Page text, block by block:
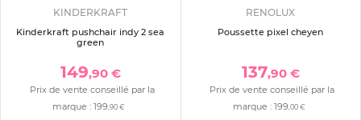
KINDERKRAFT
Kinderkraft pushchair indy 2 sea
green
149,90 €
Prix de vente conseillé par la
marque :199,90 €
RENOLUX
Poussette pixel cheyen
137,90 €
Prix de vente conseillé par la
marque : 199,00 €